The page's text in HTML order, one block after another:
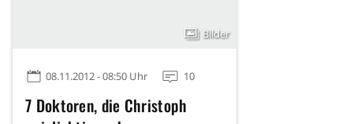
Bilder
08.11.2012 - 08:50 Uhr 10
7 Doktoren, die Christoph